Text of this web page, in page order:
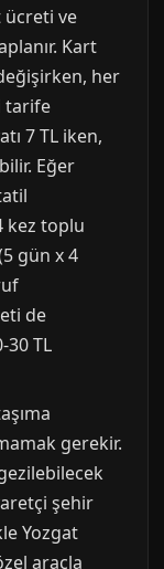
ve
Kart
her
tarife
7 TL iken,
Eğer
kez toplu
gün x 4
de
30 TL
gerekir.
şehir
Yozgat
araçla